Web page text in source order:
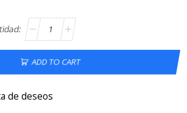
ADD TO CART
de deseos